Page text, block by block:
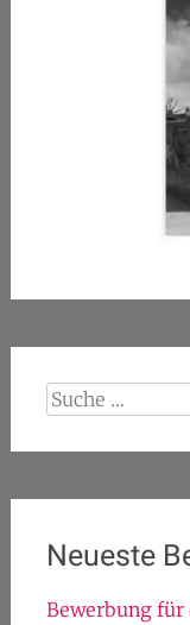
Suche
nach:
Neueste
Bewerbung für